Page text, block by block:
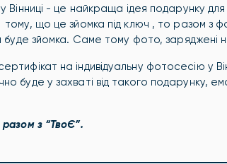
Вінниці - це найкраща ідея подарунку
тому, що це зйомка під ключ , то разом з
буде зйомка. Саме тому фото, заряджені
на індивідуальну фотосесію у
буде у захваті від такого подарунку,
з “ТвоЄ”.